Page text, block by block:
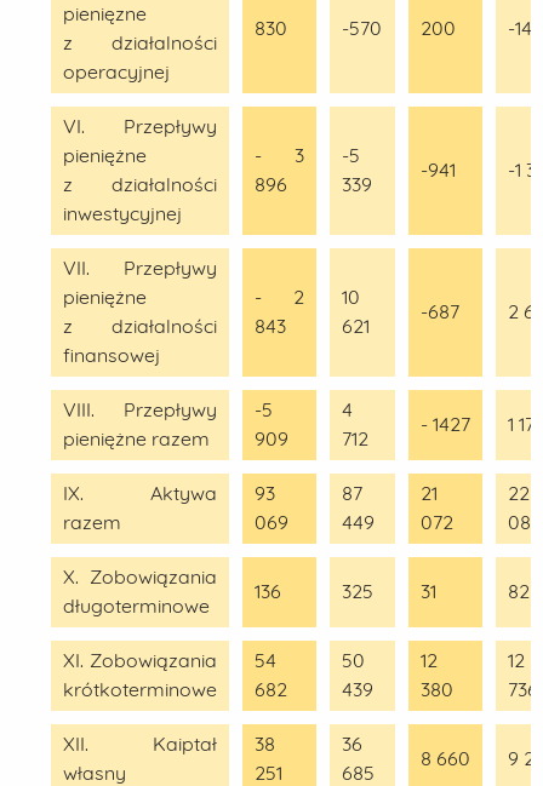
pienięzne
z działalności
operacyjnej
830 -570 200 -141
VI. Przepływy
pieniężne
z działalności
inwestycyjnej
- 3
896
-5
339
-941 -1
VII. Przepływy
pieniężne
z działalności
finansowej
- 2
843
10
621
-687 2
VIII. Przepływy
pieniężne razem
-5
909
4
712
- 1427 1 177
IX. Aktywa
razem
93
069
87
449
21
072
22
081
X. Zobowiązania
długoterminowe
136 325 31 82
XI. Zobowiązania
krótkoterminowe
54
682
50
439
12
380
12
736
XII. Kaiptał
własny
38
251
36
685
8 660 9